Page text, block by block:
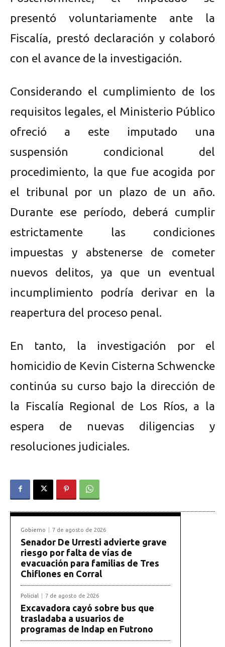
presentó voluntariamente ante la
Fiscalía, prestó declaración y colaboró
con el avance de la investigación.
Considerando el cumplimiento de los
requisitos legales, el Ministerio Público
ofreció a este imputado una
suspensión condicional del
procedimiento, la que fue acogida por
el tribunal por un plazo de un año.
Durante ese período, deberá cumplir
estrictamente las condiciones
impuestas y abstenerse de cometer
nuevos delitos, ya que un eventual
incumplimiento podría derivar en la
reapertura del proceso penal.
En tanto, la investigación por el
homicidio de Kevin Cisterna Schwencke
continúa su curso bajo la dirección de
la Fiscalía Regional de Los Ríos, a la
espera de nuevas diligencias y
resoluciones judiciales.
Gobierno 7 de agosto de 2026
Senador De Urresti advierte grave
riesgo por falta de vías de
evacuación para familias de Tres
Chiflones en Corral
Policial 7 de agosto de 2026
Excavadora cayó sobre bus que
trasladaba a usuarios de
programas de Indap en Futrono